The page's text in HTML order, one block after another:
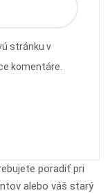
stránku v
komentáre.
poradiť pri
alebo váš starý